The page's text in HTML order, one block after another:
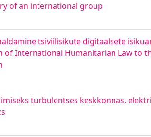
of an international group
tsiviilisikute digitaalsete
International Humanitarian Law to
turbulentses keskkonnas,